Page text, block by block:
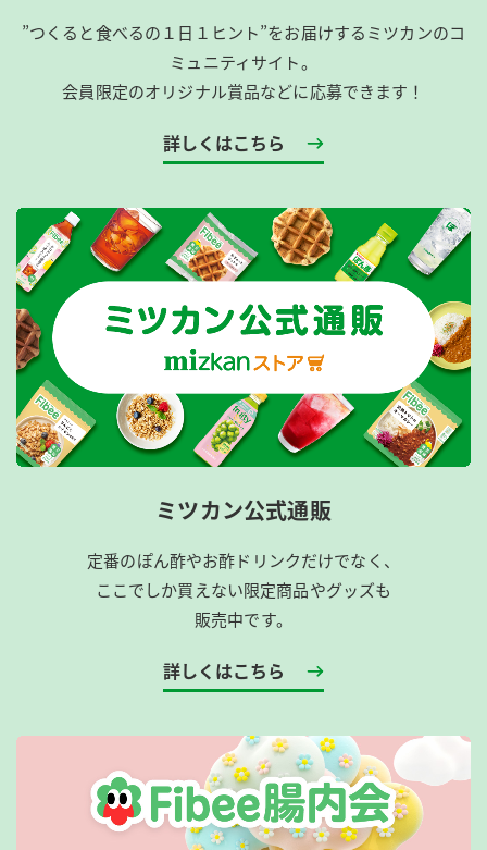
”つくると食べるの１日１ヒント”をお届けするミツカンのコ
ミュニティサイト。
会員限定のオリジナル賞品などに応募できます！
詳しくはこちら
ミツカン公式通販
定番のぽん酢やお酢ドリンクだけでなく、
ここでしか買えない限定商品やグッズも
販売中です。
詳しくはこちら